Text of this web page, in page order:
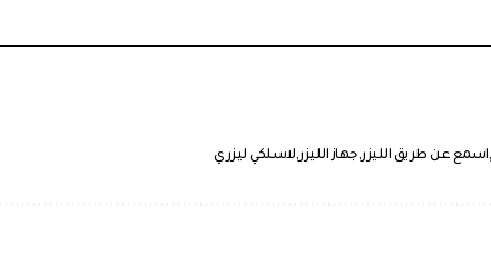
اسمع عن طريق الليزر جهاز الليزر لاسلكي ليزري